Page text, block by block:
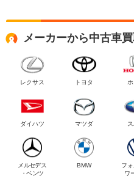
メーカーから中古車
レクサス トヨタ
ダイハツ マツダ
メルセデス
・ベンツ
BMW
フ
ワ